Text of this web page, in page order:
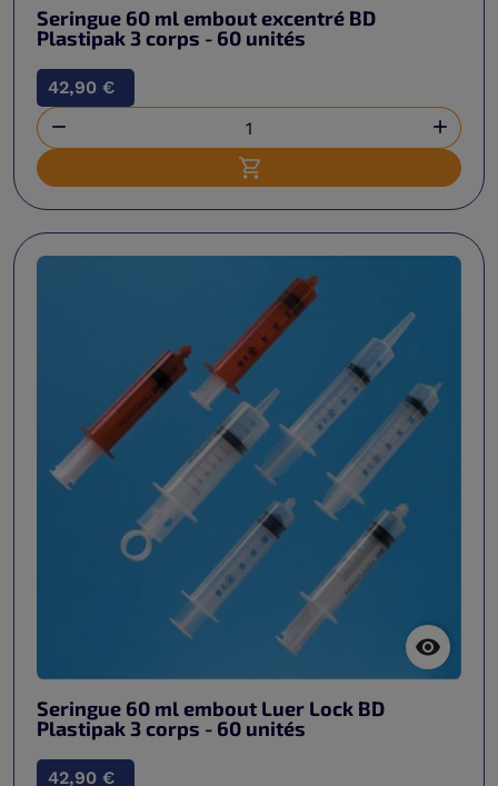
Seringue 60 ml embout excentré BD
Plastipak 3 corps - 60 unités
42,90 €
 
Ajouter au panier

Seringue 60 ml embout Luer Lock BD
Plastipak 3 corps - 60 unités
42,90 €